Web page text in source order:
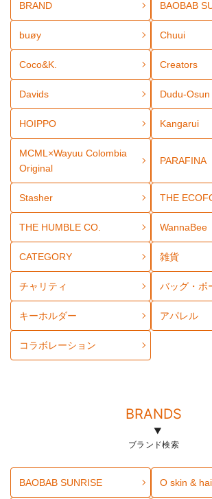
BRAND BAOBAB
buøy Chuui
Coco&K. Creators
Davids Dudu-Osun
HOIPPO Kangarui
MCML×Wayuu Colombia
Original
PARAFINA
Stasher THE
THE HUMBLE CO. WannaBee
CATEGORY 雑貨
チャリティ バッグ・ポ
キーホルダー アパレル
コラボレーション
BRANDS
ブランド検索
BAOBAB SUNRISE O skin &